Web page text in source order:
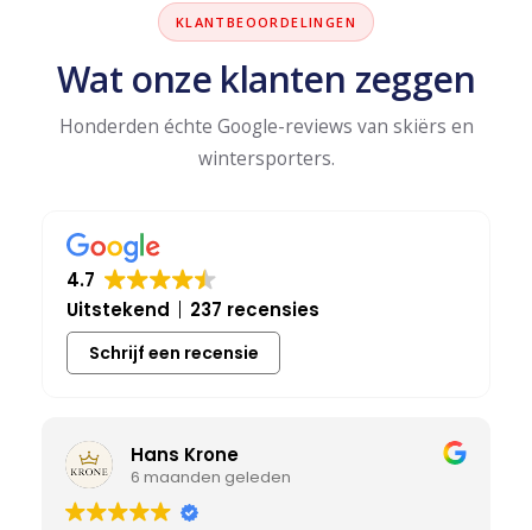
KLANTBEOORDELINGEN
Wat onze klanten zeggen
Honderden échte Google-reviews van skiërs en
wintersporters.
4.7
Uitstekend
237 recensies
Schrijf een recensie
Hans Krone
6 maanden geleden